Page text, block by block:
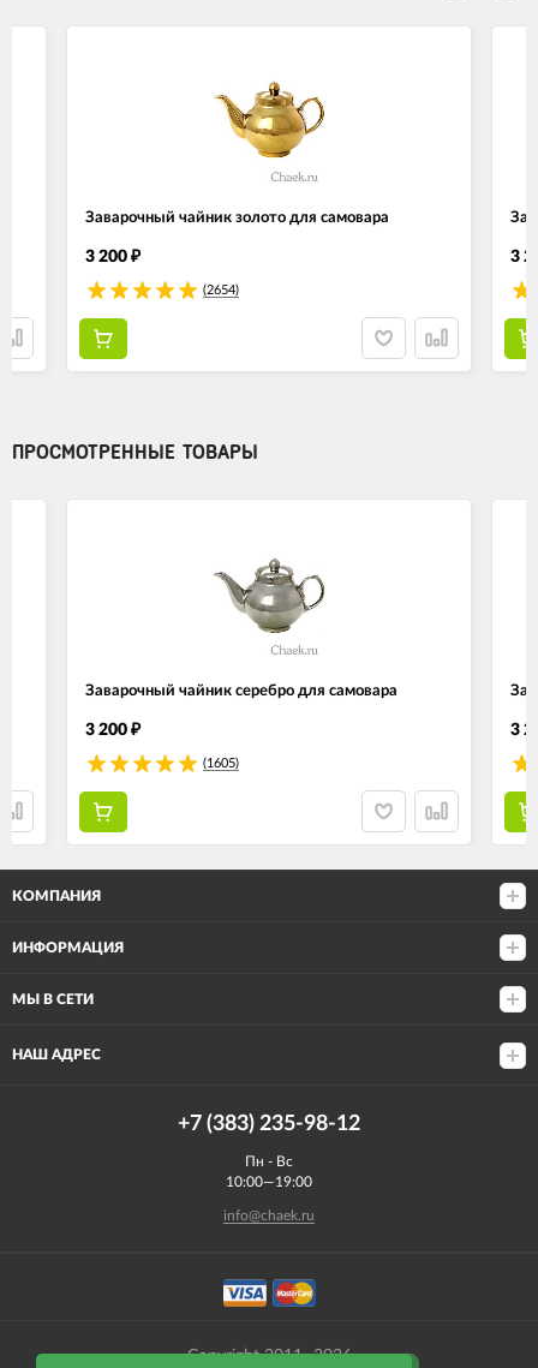
Заварочный чайник золото для самовара
3 200 ₽
(2654)
3
ПРОСМОТРЕННЫЕ ТОВАРЫ
Заварочный чайник серебро для самовара
3 200 ₽
(1605)
3
КОМПАНИЯ
ИНФОРМАЦИЯ
МЫ В СЕТИ
НАШ АДРЕС
+7 (383) 235-98-12
Пн - Вс
10:00—19:00
info@chaek.ru
Copyright 2011- 2026